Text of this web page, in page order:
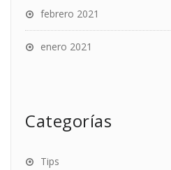
febrero 2021
enero 2021
Categorías
Tips